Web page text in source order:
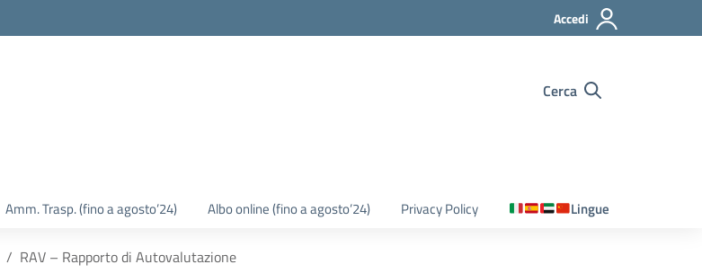
Accedi
Cerca
Amm. Trasp. (fino a agosto’24) Albo online (fino a agosto’24) Privacy Policy Lingue
RAV – Rapporto di Autovalutazione